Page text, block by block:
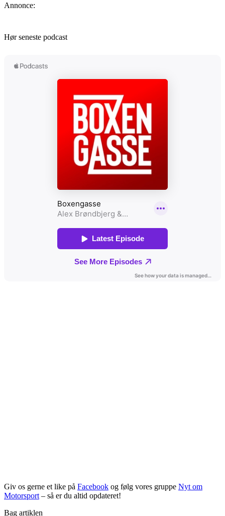
Annonce:
Hør seneste podcast
Giv os gerne et like på Facebook og følg vores gruppe Nyt om
Motorsport – så er du altid opdateret!
Bag artiklen